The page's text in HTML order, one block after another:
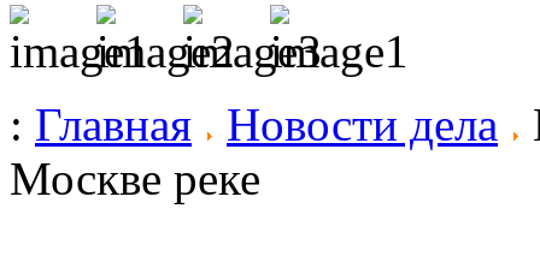
: Главная Новости дела
Москве реке